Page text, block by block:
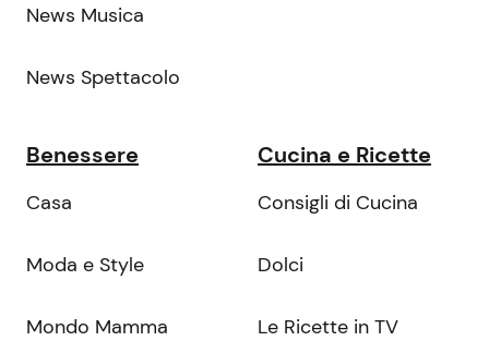
News Musica
News Spettacolo
Benessere
Casa
Moda e Style
Mondo Mamma
Cucina e Ricette
Consigli di Cucina
Dolci
Le Ricette in TV